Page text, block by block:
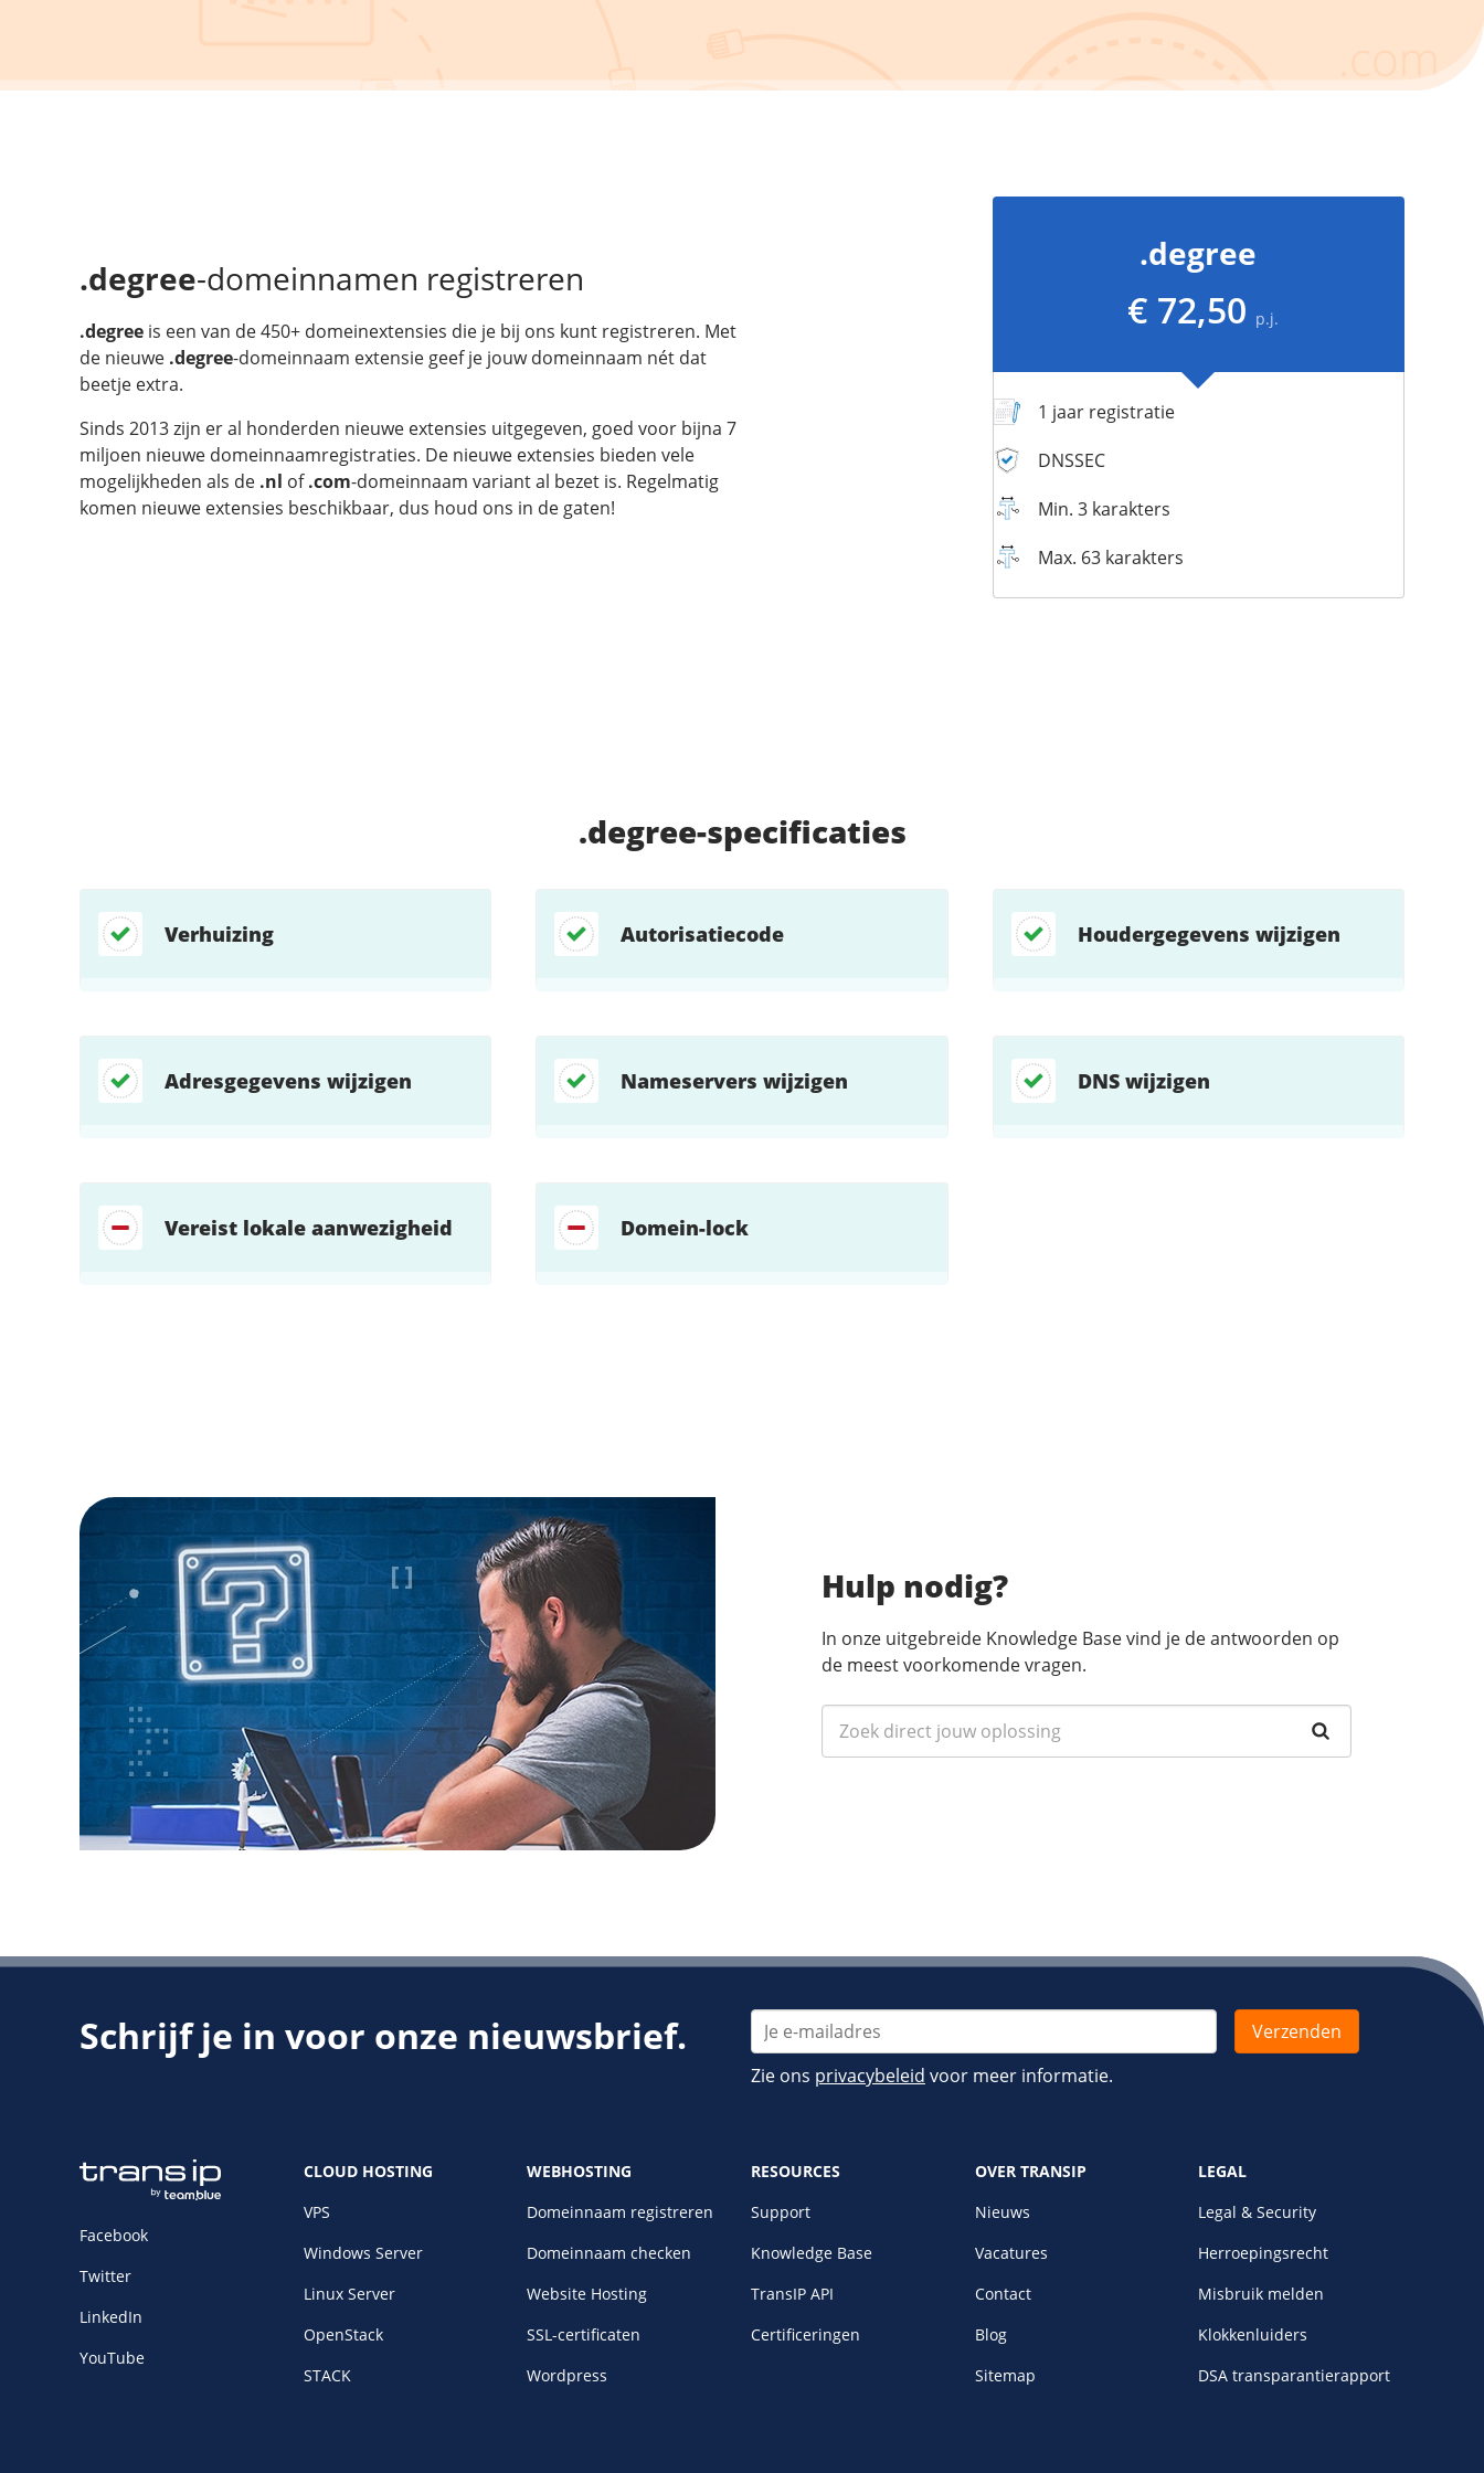
.degree-domeinnamen registreren
.degree is een van de 450+ domeinextensies die je bij ons kunt registreren. Met
de nieuwe .degree-domeinnaam extensie geef je jouw domeinnaam nét dat
beetje extra.
Sinds 2013 zijn er al honderden nieuwe extensies uitgegeven, goed voor bijna 7
miljoen nieuwe domeinnaamregistraties. De nieuwe extensies bieden vele
mogelijkheden als de .nl of.com-domeinnaam variant al bezet is. Regelmatig
komen nieuwe extensies beschikbaar, dus houd ons in de gaten!
.degree
€ 72,50 p.j.
1 jaar registratie
DNSSEC
Min. 3 karakters
Max. 63 karakters
.degree-specificaties
Verhuizing Autorisatiecode Houdergegevens wijzigen
Adresgegevens wijzigen Nameservers wijzigen DNS wijzigen
Vereist lokale aanwezigheid Domein-lock
Hulp nodig?
In onze uitgebreide Knowledge Base vind je de antwoorden op
de meest voorkomende vragen.
Schrijf je in voor onze nieuwsbrief.
Zie ons privacybeleid voor meer informatie.
Facebook
Twitter
LinkedIn
YouTube
CLOUD HOSTING
VPS
Windows Server
Linux Server
OpenStack
STACK
WEBHOSTING
Domeinnaam registreren
Domeinnaam checken
Website Hosting
SSL-certificaten
Wordpress
RESOURCES
Support
Knowledge Base
TransIP API
Certificeringen
OVER TRANSIP
Nieuws
Vacatures
Contact
Blog
Sitemap
LEGAL
Legal & Security
Herroepingsrecht
Misbruik melden
Klokkenluiders
DSA transparantierapport